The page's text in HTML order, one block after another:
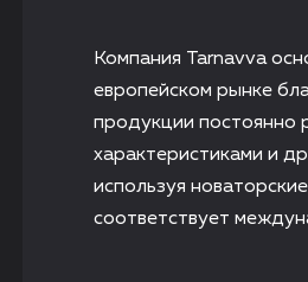
Компания Tarnavva
европейском рынке
продукции постоянно
характеристиками и
используя
соответствует